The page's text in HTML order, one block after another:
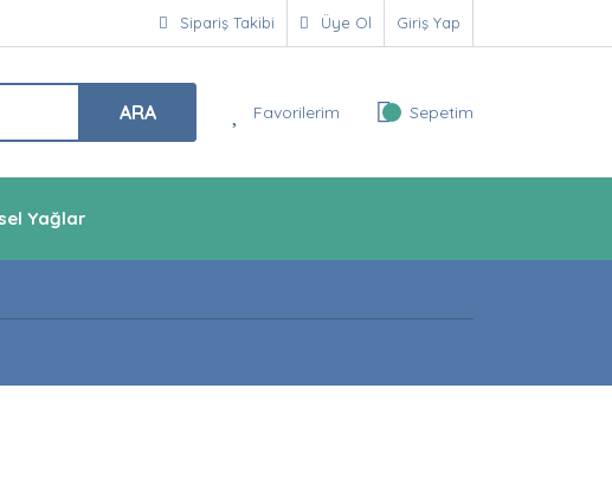
Sipariş Takibi Üye Ol Giriş Yap
ARA Favorilerim Sepetim
Yağlar